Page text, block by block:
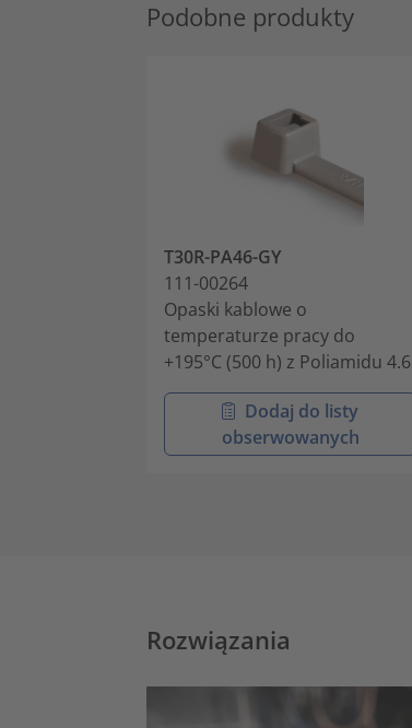
Podobne produkty
T30R-PA46-GY
111-00264
Opaski kablowe o
temperaturze pracy do
+195°C (500 h) z Poliamidu 4.6
Dodaj do listy
obserwowanych
Rozwiązania